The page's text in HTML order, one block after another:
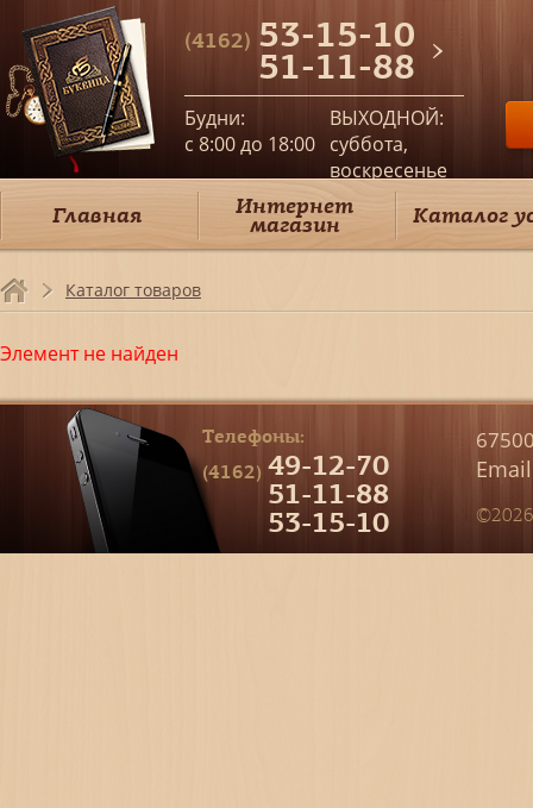
(4162) 53-15-10
51-11-88
Будни:
c 8:00 до 18:00
ВЫХОДНОЙ:
суббота,
воскресенье
Главная Интернет
магазин Каталог
Каталог товаров
Элемент не найден
Телефоны:
(4162) 49-12-70
51-11-88
53-15-10